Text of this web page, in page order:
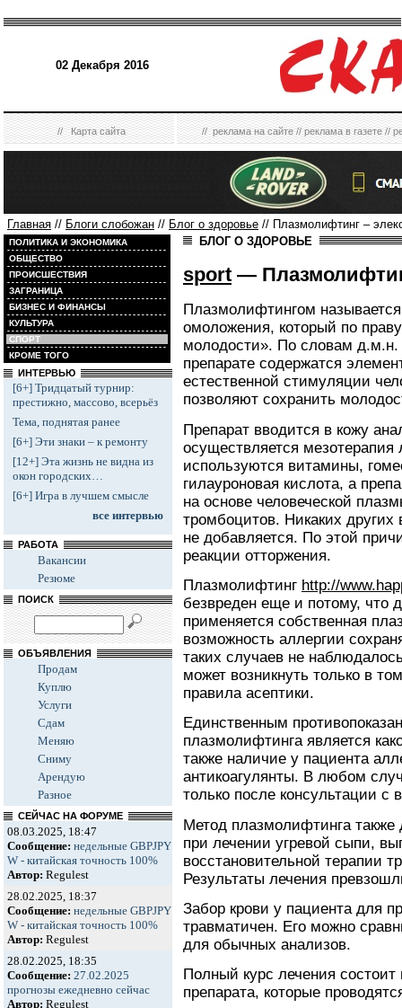
02 Декабря 2016
//Карта сайта //реклама на сайте//реклама в газете//
Главная // Блоги слобожан // Блог о здоровье // Плазмолифтинг –
ПОЛИТИКА И ЭКОНОМИКА
ОБЩЕСТВО
ПРОИСШЕСТВИЯ
ЗАГРАНИЦА
БИЗНЕС И ФИНАНСЫ
КУЛЬТУРА
СПОРТ
КРОМЕ ТОГО
ИНТЕРВЬЮ
[6+] Тридцатый турнир:
престижно, массово, всерьёз
Тема, поднятая ранее
[6+] Эти знаки – к ремонту
[12+] Эта жизнь не видна из
окон городских…
[6+] Игра в лучшем смысле
все интервью
РАБОТА
Вакансии
Резюме
ПОИСК
ОБЪЯВЛЕНИЯ
Продам
Куплю
Услуги
Сдам
Меняю
Сниму
Арендую
Разное
СЕЙЧАС НА ФОРУМЕ
08.03.2025, 18:47
Сообщение: недельные GBPJPY
W - китайская точность 100%
Автор: Regulest
28.02.2025, 18:37
Сообщение: недельные GBPJPY
W - китайская точность 100%
Автор: Regulest
28.02.2025, 18:35
Сообщение: 27.02.2025
прогнозы ежедневно сейчас
Автор: Regulest
БЛОГ О ЗДОРОВЬЕ
sport —
Плазмолифтингом
омоложения, который по
молодости». По словам
препарате содержатся
естественной стимуляции
позволяют сохранить
Препарат вводится в кожу
осуществляется
используются витамины,
гилауроновая кислота, а
на основе человеческой
тромбоцитов. Никаких других
не добавляется. По этой
реакции отторжения.
Плазмолифтинг http://
безвреден еще и потому, что
применяется собственная
возможность аллергии
таких случаев не
может возникнуть только в
правила асептики.
Единственным
плазмолифтинга является
также наличие у пациента
антикоагулянты. В любом
только после консультации с
Метод плазмолифтинга
при лечении угревой сыпи,
восстановительной терапии
Результаты лечения
Забор крови у пациента для
травматичен. Его можно
для обычных анализов.
Полный курс лечения
препарата, которые